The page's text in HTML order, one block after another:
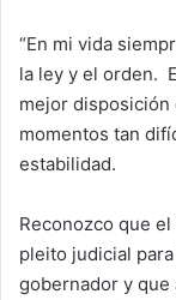
“En mi vida
la ley y el orden.
mejor disposición
momentos tan
estabilidad.
Reconozco que
pleito judicial
gobernador y que